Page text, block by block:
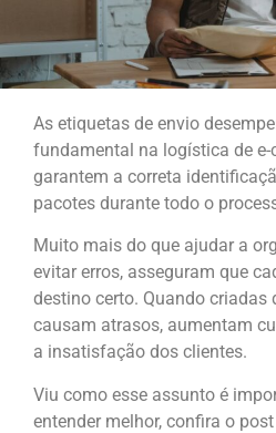
As etiquetas de envio
fundamental na logística de e-
garantem a correta
pacotes durante todo o
Muito mais do que ajudar a
evitar erros, asseguram que
destino certo. Quando criadas
causam atrasos, aumentam
a insatisfação dos clientes.
Viu como esse assunto é
entender melhor, confira o